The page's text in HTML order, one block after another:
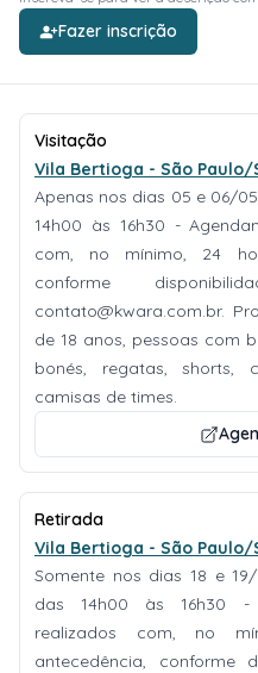
Fazer inscrição
Visitação
Vila Bertioga - São Paulo/
Apenas nos dias 05 e 06/
14h00 às 16h30 -
com, no mínimo, 24
conforme
contato@kwara.com.br.
de 18 anos, pessoas com
bonés, regatas, shorts,
camisas de times.
Retirada
Vila Bertioga - São Paulo/
Somente nos dias 18 e
das 14h00 às 16h30 -
realizados com, no
antecedência, conforme